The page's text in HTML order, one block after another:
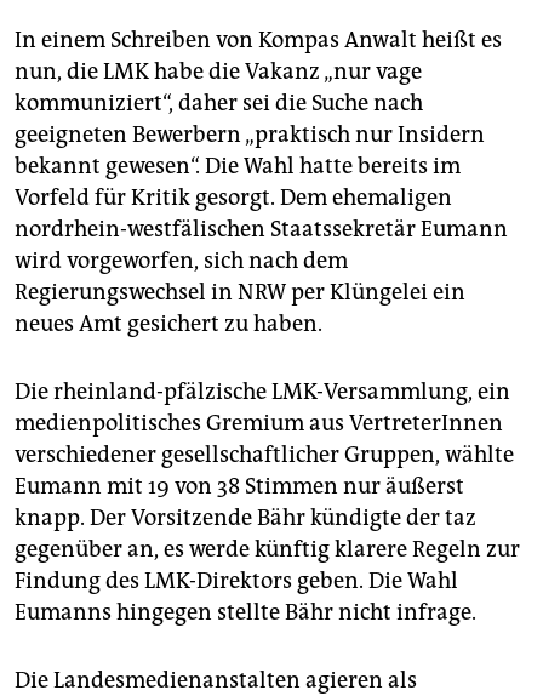
In einem Schreiben von Kompas Anwalt heißt es
nun, die LMK habe die Vakanz „nur vage
kommuniziert“, daher sei die Suche nach
geeigneten Bewerbern „praktisch nur Insidern
bekannt gewesen“. Die Wahl hatte bereits im
Vorfeld für Kritik gesorgt. Dem ehemaligen
nordrhein-westfälischen Staatssekretär Eumann
wird vorgeworfen, sich nach dem
Regierungswechsel in NRW per Klüngelei ein
neues Amt gesichert zu haben.
Die rheinland-pfälzische LMK-Versammlung, ein
medienpolitisches Gremium aus VertreterInnen
verschiedener gesellschaftlicher Gruppen, wählte
Eumann mit 19 von 38 Stimmen nur äußerst
knapp. Der Vorsitzende Bähr kündigte der taz
gegenüber an, es werde künftig klarere Regeln zur
Findung des LMK-Direktors geben. Die Wahl
Eumanns hingegen stellte Bähr nicht infrage.
Die Landesmedienanstalten agieren als